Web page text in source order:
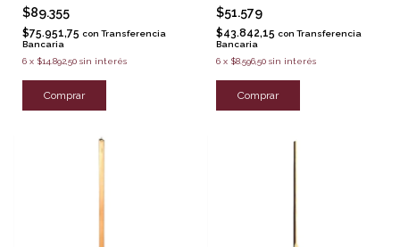
$89.355
$75.951,75 con Transferencia
Bancaria
6 x $14.892,50 sin interés
$51.579
$43.842,15 con Transferencia
Bancaria
6 x $8.596,50 sin interés